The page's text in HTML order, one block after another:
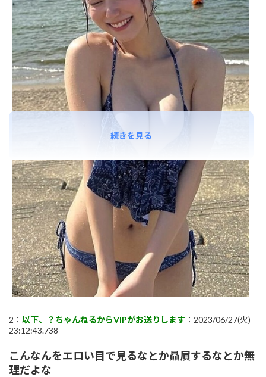
2： 以下、？ちゃんねるからVIPがお送りします ：2023/06/27(火)
23:12:43.738
こんなんをエロい目で見るなとか贔屓するなとか無
理だよな
続きを見る